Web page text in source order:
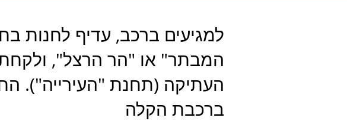
למגיעים ברכב, עדיף לחנות
המבתר" או "הר הרצל",
העתיקה (תחנת "העירייה").
ברכבת הקלה